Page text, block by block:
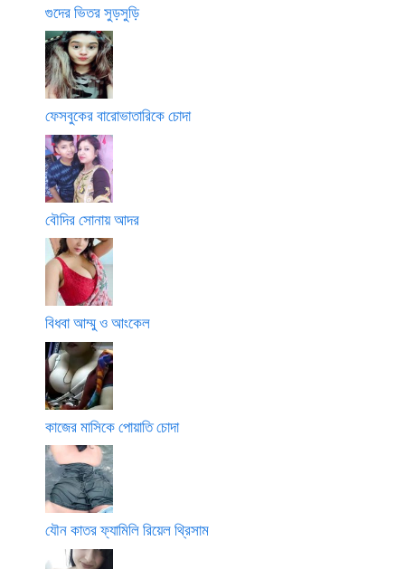
গুদের ভিতর সুড়সুড়ি
ফেসবুকের বারোভাতারিকে চোদা
বৌদির সোনায় আদর
বিধবা আম্মু ও আংকেল
কাজের মাসিকে পোয়াতি চোদা
যৌন কাতর ফ্যামিলি রিয়েল থ্রিসাম